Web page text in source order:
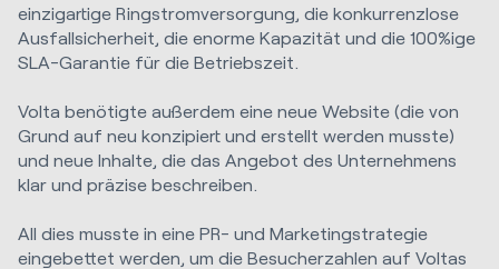
einzigartige Ringstromversorgung, die konkurrenzlose
Ausfallsicherheit, die enorme Kapazität und die 100%ige
SLA-Garantie für die Betriebszeit.
Volta benötigte außerdem eine neue Website (die von
Grund auf neu konzipiert und erstellt werden musste)
und neue Inhalte, die das Angebot des Unternehmens
klar und präzise beschreiben.
All dies musste in eine PR- und Marketingstrategie
eingebettet werden, um die Besucherzahlen auf Voltas